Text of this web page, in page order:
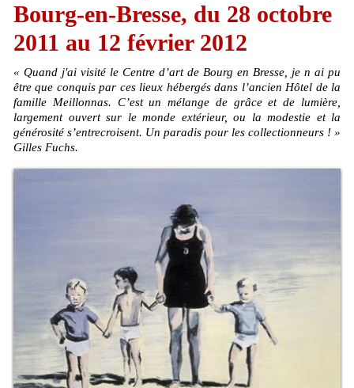
Bourg-en-Bresse, du 28 octobre
2011 au 12 février 2012
« Quand j'ai visité le Centre d’art de Bourg en Bresse, je n ai pu
être que conquis par ces lieux hébergés dans l’ancien Hôtel de la
famille Meillonnas. C’est un mélange de grâce et de lumière,
largement ouvert sur le monde extérieur, ou la modestie et la
générosité s’entrecroisent. Un paradis pour les collectionneurs ! »
Gilles Fuchs.